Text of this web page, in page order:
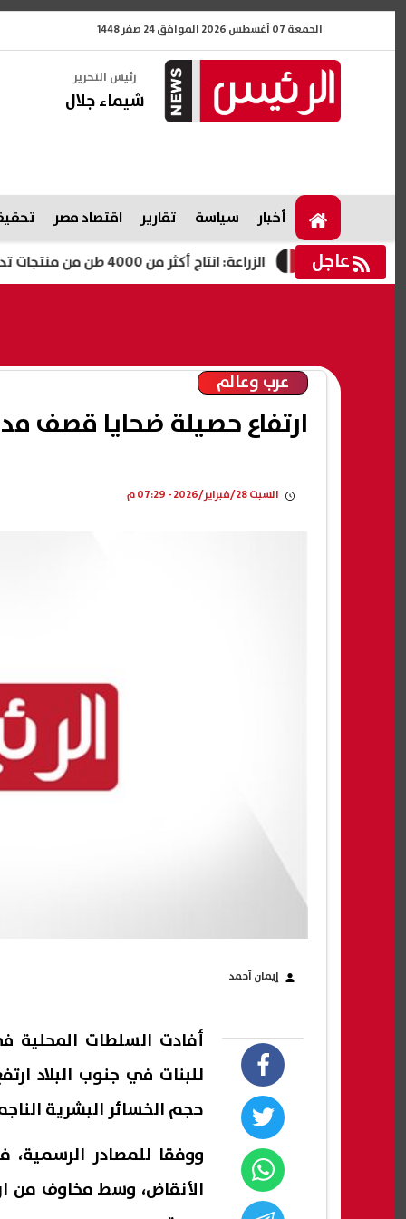
الجمعة 07 أغسطس 2026 الموافق 24 صفر 1448
رئيس التحرير
شيماء جلال
أخبار سياسة تقارير اقتصاد مصر
عاجل الزراعة: انتاج أكثر من 4000 طن من منتجات تدوير المخلفات بالمجازر المعتمدة
عرب وعالم
ارتفاع حصيلة ضحايا قصف مدرسة
السبت 28/فبراير/2026 - 07:29 م
إيمان أحمد
أفادت السلطات المحلية
حجم الخسائر البشرية
ووفقا للمصادر الرسمية،
الأنقاض، وسط مخاوف من